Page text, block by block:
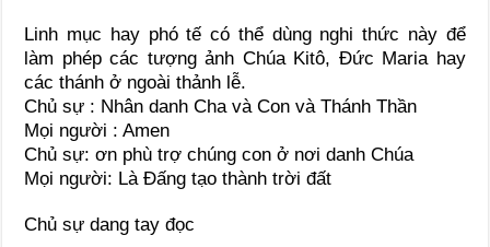
Linh mục hay phó tế có thể dùng nghi thức này để
làm phép các tượng ảnh Chúa Kitô, Đức Maria hay
các thánh ở ngoài thảnh lễ.
Chủ sự : Nhân danh Cha và Con và Thánh Thần
Mọi người : Amen
Chủ sự: ơn phù trợ chúng con ở nơi danh Chúa
Mọi người: Là Đấng tạo thành trời đất
Chủ sự dang tay đọc